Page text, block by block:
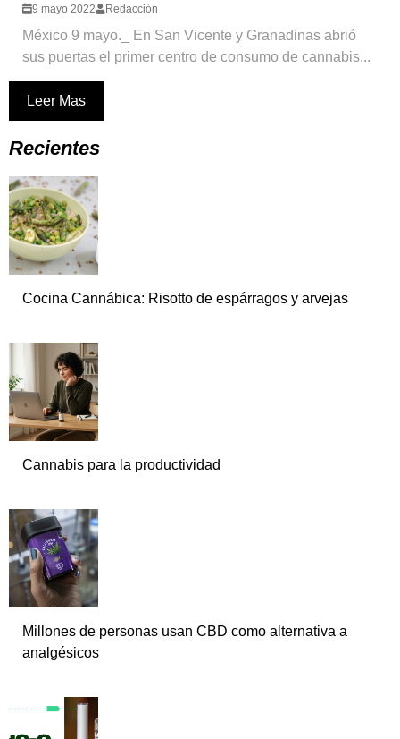
9 mayo 2022 Redacción
México 9 mayo._ En San Vicente y Granadinas abrió
sus puertas el primer centro de consumo de cannabis...
Leer Mas
Recientes
Cocina Cannábica: Risotto de espárragos y arvejas
Cannabis para la productividad
Millones de personas usan CBD como alternativa a
analgésicos